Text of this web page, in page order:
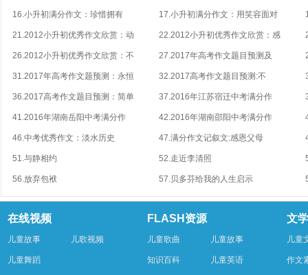
16.小升初满分作文：珍惜拥有 17.小升初满分作文：用笑容面对
21.2012小升初优秀作文欣赏：动 22.2012小升初优秀作文欣赏：感
26.2012小升初优秀作文欣赏：不 27.2017年高考作文题目预测及
31.2017年高考作文题预测：永恒 32.2017高考作文题目预测:不
36.2017高考作文题目预测：简单 37.2016年江苏宿迁中考满分作
41.2016年湖南岳阳中考满分作 42.2016年湖南邵阳中考满分作
46.中考优秀作文：淡水历史 47.满分作文记叙文:感恩父母
51.与静相约 52.走近李清照
56.放弃包袱 57.贝多芬给我的人生启示
在线视频
儿童故事 儿歌视频
儿童舞蹈
FLASH资源
儿童歌曲 儿童故事
知识百科 儿童英语
文
儿童
作文